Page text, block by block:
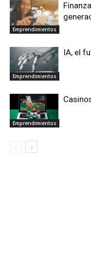
Emprendimientos
Emprendimientos
IA, el
Emprendimientos